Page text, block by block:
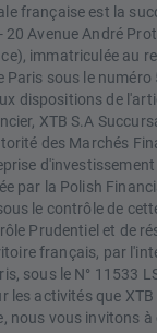
française est la
20 Avenue André
immatriculée au
Paris sous le
dispositions de
XTB S.A
des Marchés
par la Polish
le contrôle de
Prudentiel et de
français, par
sous le N° 11533
les activités que
nous vous invitons